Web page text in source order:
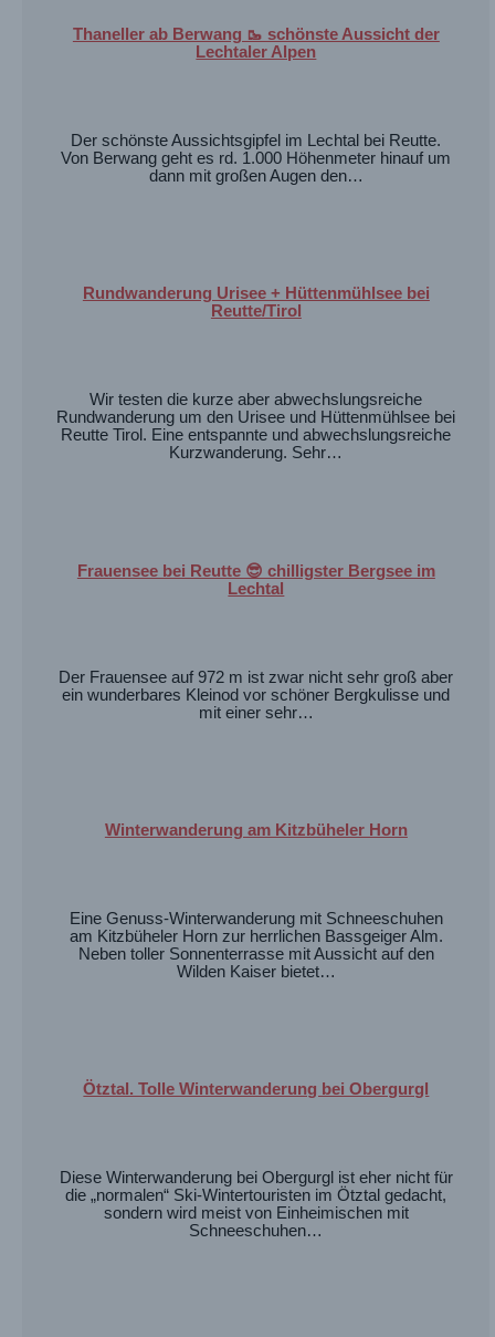
Thaneller ab Berwang 🥾 schönste Aussicht der
Lechtaler Alpen
Der schönste Aussichtsgipfel im Lechtal bei Reutte.
Von Berwang geht es rd. 1.000 Höhenmeter hinauf um
dann mit großen Augen den…
Rundwanderung Urisee + Hüttenmühlsee bei
Reutte/Tirol
Wir testen die kurze aber abwechslungsreiche
Rundwanderung um den Urisee und Hüttenmühlsee bei
Reutte Tirol. Eine entspannte und abwechslungsreiche
Kurzwanderung. Sehr…
Frauensee bei Reutte 😎 chilligster Bergsee im
Lechtal
Der Frauensee auf 972 m ist zwar nicht sehr groß aber
ein wunderbares Kleinod vor schöner Bergkulisse und
mit einer sehr…
Winterwanderung am Kitzbüheler Horn
Eine Genuss-Winterwanderung mit Schneeschuhen
am Kitzbüheler Horn zur herrlichen Bassgeiger Alm.
Neben toller Sonnenterrasse mit Aussicht auf den
Wilden Kaiser bietet…
Ötztal. Tolle Winterwanderung bei Obergurgl
Diese Winterwanderung bei Obergurgl ist eher nicht für
die „normalen“ Ski-Wintertouristen im Ötztal gedacht,
sondern wird meist von Einheimischen mit
Schneeschuhen…